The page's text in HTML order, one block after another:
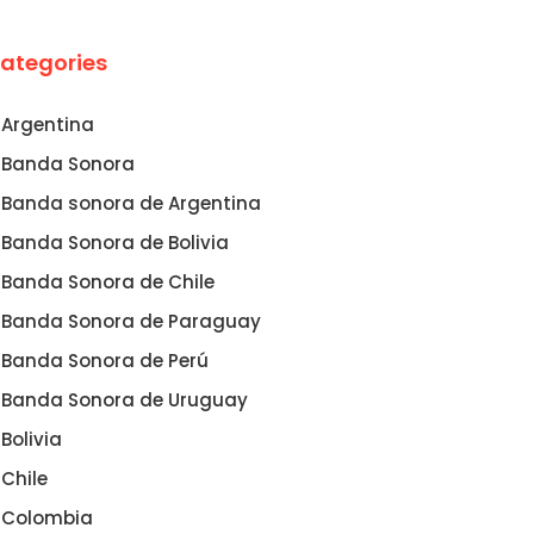
Argentina
Banda Sonora
Banda sonora de Argentina
Banda Sonora de Bolivia
Banda Sonora de Chile
Banda Sonora de Paraguay
Banda Sonora de Perú
Banda Sonora de Uruguay
Bolivia
Chile
Colombia